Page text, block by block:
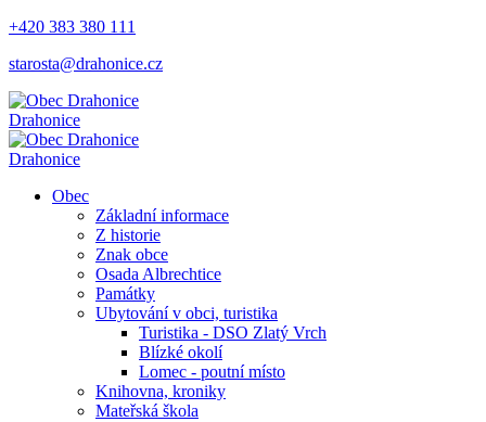
+420 383 380 111
starosta@drahonice.cz
Drahonice
Drahonice
Obec
Základní informace
Z historie
Znak obce
Osada Albrechtice
Památky
Ubytování v obci, turistika
Turistika - DSO Zlatý Vrch
Blízké okolí
Lomec - poutní místo
Knihovna, kroniky
Mateřská škola